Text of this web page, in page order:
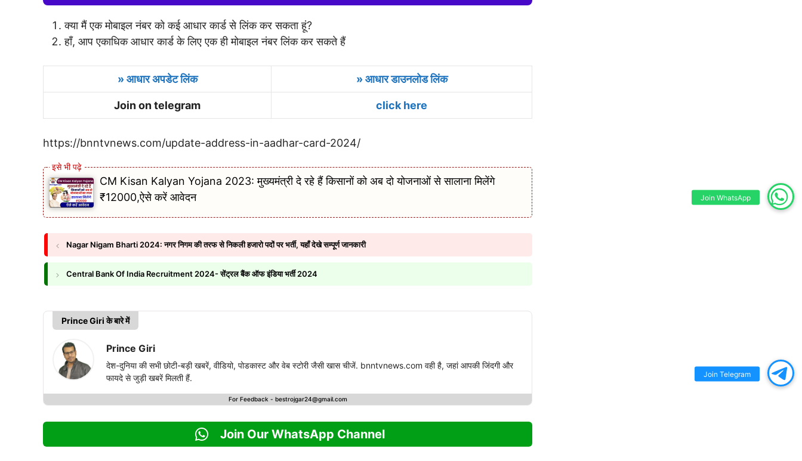
क्या मैं एक मोबाइल नंबर को कई आधार कार्ड से लिंक कर सकता हूं?
हाँ, आप एकाधिक आधार कार्ड के लिए एक ही मोबाइल नंबर लिंक कर सकते हैं
» आधार अपडेट लिंक » आधार डाउनलोड लिंक
Join on telegram click here
https://bnntvnews.com/update-address-in-aadhar-card-2024/
CM Kisan Kalyan Yojana 2023: मुख्यमंत्री दे रहे हैं किसानों को अब दो योजनाओं से सालाना मिलेंगे
₹12000,ऐसे करें आवेदन
Nagar Nigam Bharti 2024: नगर निगम की तरफ से निकली हजारो पदों पर भर्ती, यहाँ देखे सम्पूर्ण जानकारी
Central Bank Of India Recruitment 2024- सेंट्रल बैंक ऑफ इंडिया भर्ती 2024
Prince Giri के बारे में
Prince Giri
देश-दुनिया की सभी छोटी-बड़ी खबरें, वीडियो, पोडकास्ट और वेब स्टोरी जैसी खास चीजें. bnntvnews.com वही है, जहां आपकी जिंदगी और
फायदे से जुड़ी खबरें मिलती हैं.
For Feedback - bestrojgar24@gmail.com
Join Our WhatsApp Channel
Join WhatsApp
Join Telegram